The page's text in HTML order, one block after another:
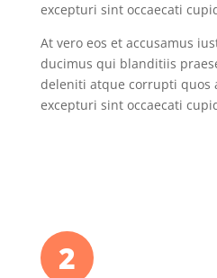
excepturi sint occaecati
At vero eos et accusamus
ducimus qui blanditiis
deleniti atque corrupti quos
excepturi sint occaecati
2